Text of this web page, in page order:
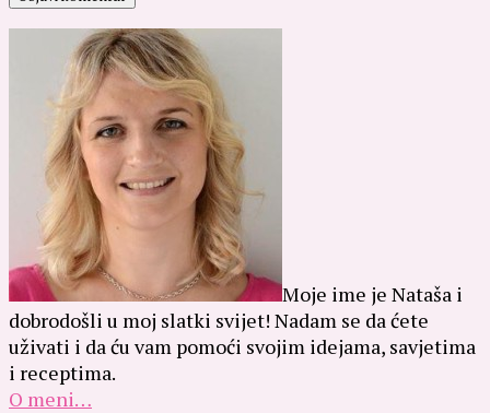
Moje ime je Nataša i
dobrodošli u moj slatki svijet! Nadam se da ćete
uživati i da ću vam pomoći svojim idejama, savjetima
i receptima.
O meni…